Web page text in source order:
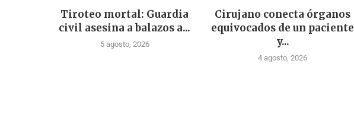
Tiroteo mortal: Guardia
civil asesina a balazos a...
5 agosto, 2026
Cirujano conecta órganos
equivocados de un paciente
y...
4 agosto, 2026